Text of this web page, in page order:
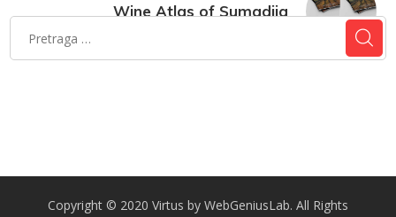
Wine Atlas of Sumadija
Copyright © 2020 Virtus by WebGeniusLab. All Rights